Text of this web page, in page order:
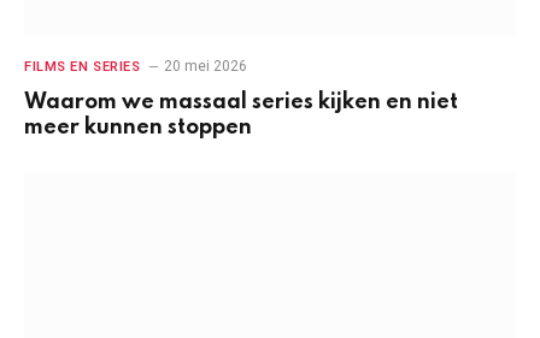
FILMS EN SERIES 20 mei 2026
Waarom we massaal series kijken en niet
meer kunnen stoppen